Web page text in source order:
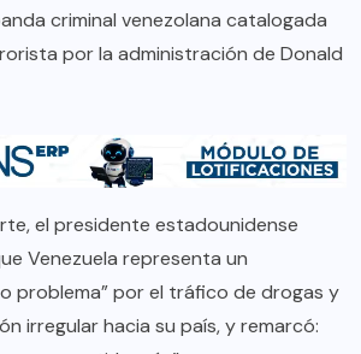
criminal venezolana catalogada
por la administración de Donald
el presidente estadounidense
Venezuela representa un
problema” por el tráfico de drogas y
irregular hacia su país, y remarcó: